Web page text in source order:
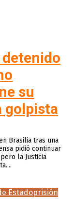
su
golpista
Brasilia tras una
pidió continuar
la Justicia
Estadoprisión